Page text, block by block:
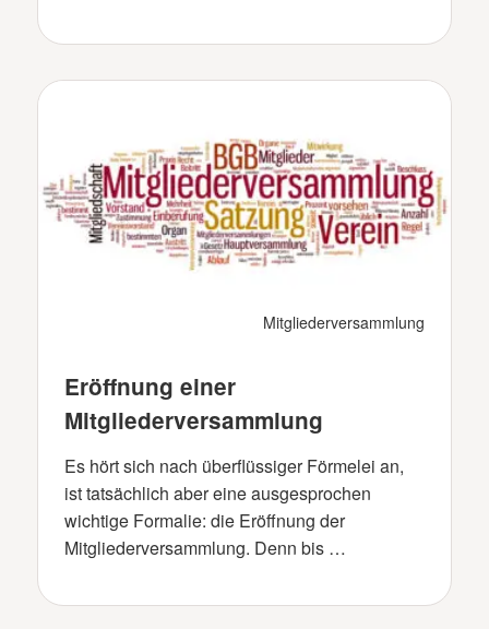
Mitgliederversammlung
Eröffnung einer
Mitgliederversammlung
Es hört sich nach überflüssiger Förmelei an,
ist tatsächlich aber eine ausgesprochen
wichtige Formalie: die Eröffnung der
Mitgliederversammlung. Denn bis …